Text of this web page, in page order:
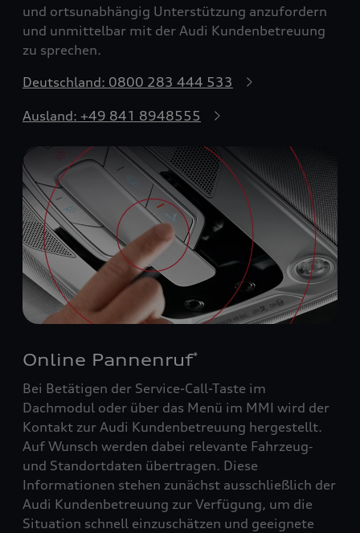
und ortsunabhängig Unterstützung anzufordern
und unmittelbar mit der Audi Kundenbetreuung
zu sprechen.
Deutschland: 0800 283 444 533
Ausland: +49 841 8948555
Online Pannenruf*
Bei Betätigen der Service-Call-Taste im
Dachmodul oder über das Menü im MMI wird der
Kontakt zur Audi Kundenbetreuung hergestellt.
Auf Wunsch werden dabei relevante Fahrzeug‑
und Standortdaten übertragen. Diese
Informationen stehen zunächst ausschließlich der
Audi Kundenbetreuung zur Verfügung, um die
Situation schnell einzuschätzen und geeignete